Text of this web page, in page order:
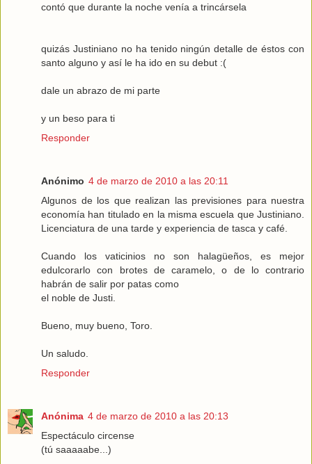
contó que durante la noche venía a trincársela
quizás Justiniano no ha tenido ningún detalle de éstos con
santo alguno y así le ha ido en su debut :(
dale un abrazo de mi parte
y un beso para ti
Responder
Anónimo 4 de marzo de 2010 a las 20:11
Algunos de los que realizan las previsiones para nuestra
economía han titulado en la misma escuela que Justiniano.
Licenciatura de una tarde y experiencia de tasca y café.
Cuando los vaticinios no son halagüeños, es mejor
edulcorarlo con brotes de caramelo, o de lo contrario
habrán de salir por patas como
el noble de Justi.
Bueno, muy bueno, Toro.
Un saludo.
Responder
Anónima 4 de marzo de 2010 a las 20:13
Espectáculo circense
(tú saaaaabe...)